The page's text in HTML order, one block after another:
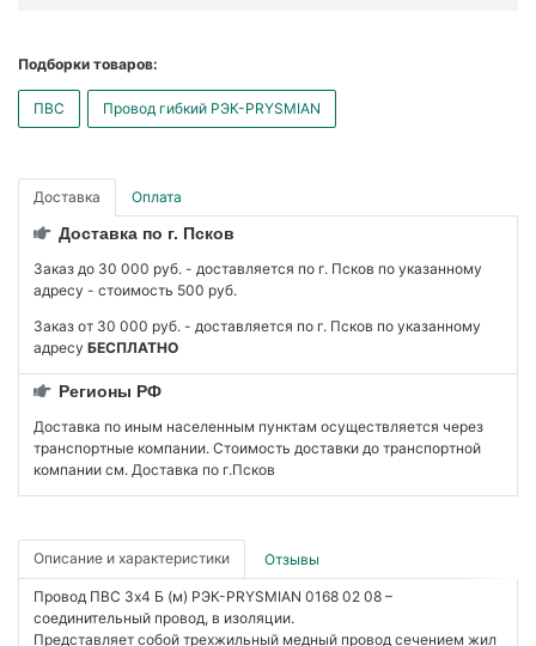
Подборки товаров:
ПВС Провод гибкий РЭК-PRYSMIAN
Доставка Оплата
Доставка по г. Псков
Заказ до 30 000 руб. - доставляется по г. Псков по указанному
адресу - стоимость 500 руб.
Заказ от 30 000 руб. - доставляется по г. Псков по указанному
адресу БЕСПЛАТНО
Регионы РФ
Доставка по иным населенным пунктам осуществляется через
транспортные компании. Стоимость доставки до транспортной
компании см. Доставка по г.Псков
Описание и характеристики Отзывы
Провод ПВС 3х4 Б (м) РЭК-PRYSMIAN 0168 02 08 –
соединительный провод, в изоляции.
Представляет собой трехжильный медный провод сечением жил